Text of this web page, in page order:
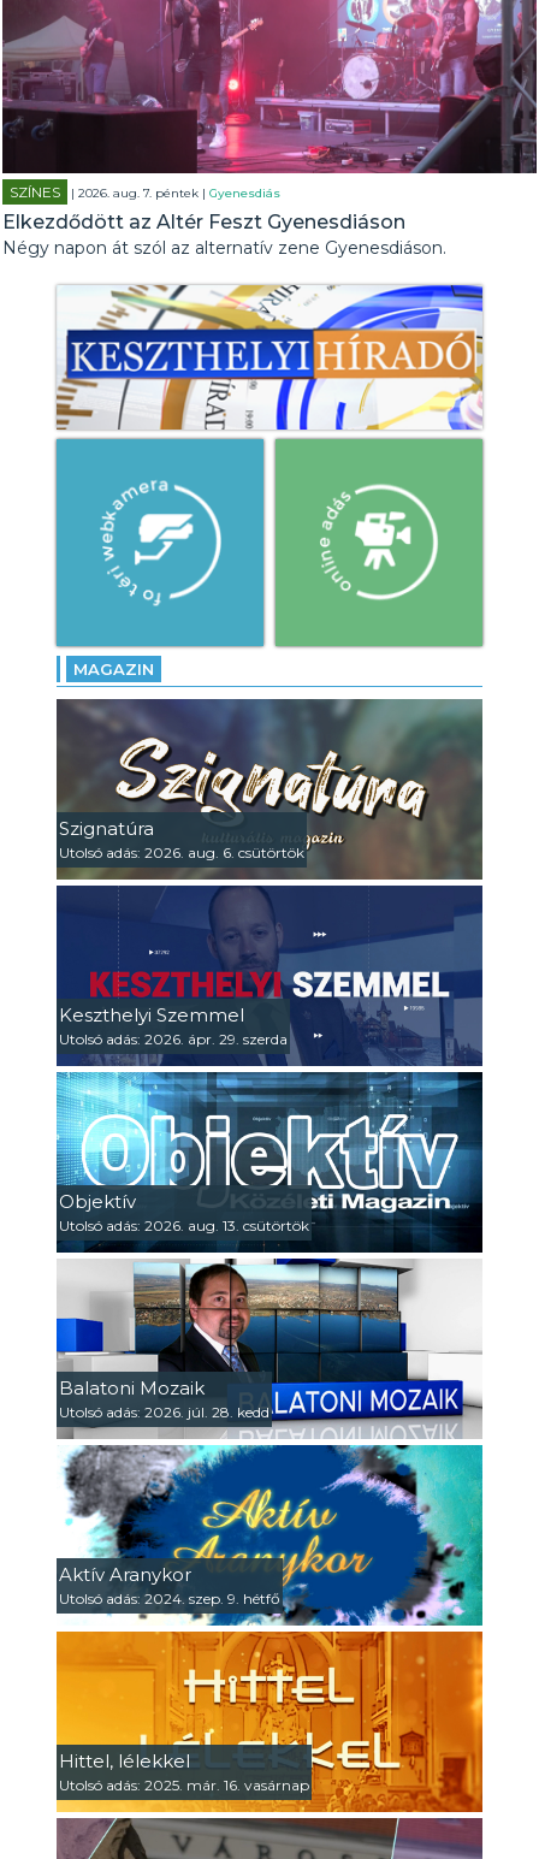
SZÍNES | 2026. aug. 7. péntek |Gyenesdiás
Elkezdődött az Altér Feszt Gyenesdiáson
Négy napon át szól az alternatív zene Gyenesdiáson.
MAGAZIN
Szignatúra
Utolsó adás: 2026. aug. 6. csütörtök
Keszthelyi Szemmel
Utolsó adás: 2026. ápr. 29. szerda
Objektív
Utolsó adás: 2026. aug. 13. csütörtök
Balatoni Mozaik
Utolsó adás: 2026. júl. 28. kedd
Aktív Aranykor
Utolsó adás: 2024. szep. 9. hétfő
Hittel, lélekkel
Utolsó adás: 2025. már. 16. vasárnap